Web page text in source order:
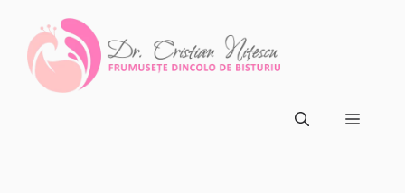
conținut